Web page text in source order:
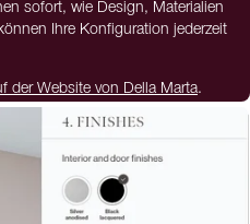
sofort, wie Design, Materialien
Ihre Konfiguration jederzeit
der Website von Della Marta.